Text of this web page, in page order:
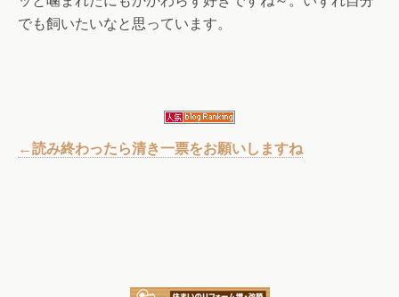
でも飼いたいなと思っています。
←読み終わったら清き一票をお願いしますね